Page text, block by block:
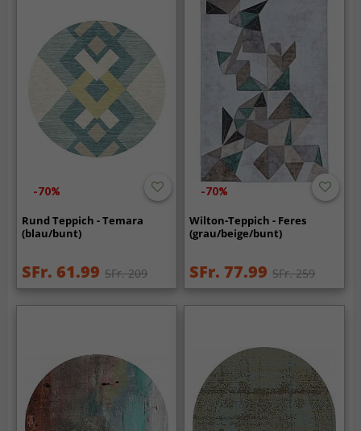
-70%
Rund Teppich - Temara
(blau/bunt)
SFr. 61.99 SFr. 209
-70%
Wilton-Teppich - Feres
(grau/beige/bunt)
SFr. 77.99 SFr. 259